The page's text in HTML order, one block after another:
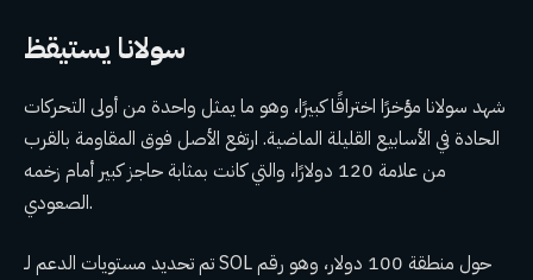
سولانا يستيقظ
شهد سولانا مؤخرًا اختراقًا كبيرًا، وهو ما يمثل واحدة من أولى التحركات
الحادة في الأسابيع القليلة الماضية. ارتفع الأصل فوق المقاومة بالقرب
من علامة 120 دولارًا، والتي كانت بمثابة حاجز كبير أمام زخمه
الصعودي.
تم تحديد مستويات الدعم لـ SOL حول منطقة 100 دولار، وهو رقم